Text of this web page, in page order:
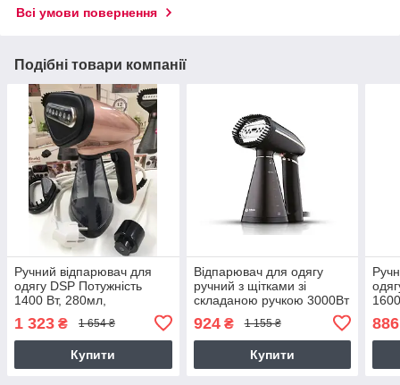
Всі умови повернення
Подібні товари компанії
Ручний відпарювач для
одягу DSP Потужність
1400 Вт, 280мл,
розпилювач Фіолетовий
1 323 ₴ 1 654 ₴
Купити
Відпарювач для одягу
ручний з щітками зі
складаною ручкою 3000Вт
924₴ 1 155 ₴
Купити
886